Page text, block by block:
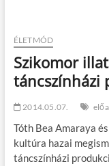
ÉLETMÓD
Szikomor
táncszínházi
2014.05.07.
Tóth Bea Amaraya
kultúra hazai
táncszínházi